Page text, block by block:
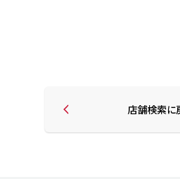
店舗検索に